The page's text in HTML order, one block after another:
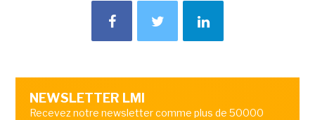
NEWSLETTER LMI
Recevez notre newsletter comme plus de 50000